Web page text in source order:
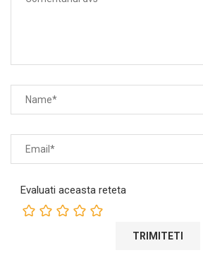
Evaluati aceasta reteta